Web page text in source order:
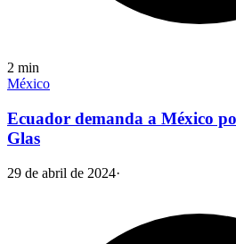
2 min
México
Ecuador demanda a México
Glas
29 de abril de 2024·